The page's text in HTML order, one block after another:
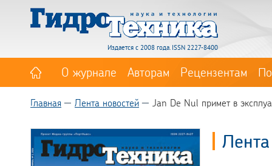
Издается с 2008 года. ISSN 2227-8400
О журнале Авторам Рецензентам
Главная Лента новостей Jan De Nul примет в